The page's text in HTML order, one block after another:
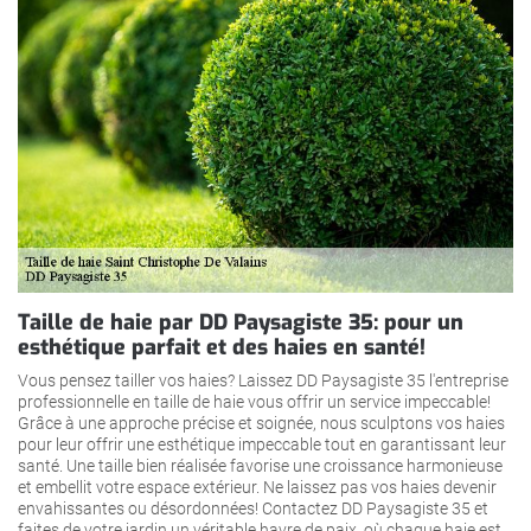
Taille de haie par DD Paysagiste 35: pour un
esthétique parfait et des haies en santé!
Vous pensez tailler vos haies? Laissez DD Paysagiste 35 l'entreprise
professionnelle en taille de haie vous offrir un service impeccable!
Grâce à une approche précise et soignée, nous sculptons vos haies
pour leur offrir une esthétique impeccable tout en garantissant leur
santé. Une taille bien réalisée favorise une croissance harmonieuse
et embellit votre espace extérieur. Ne laissez pas vos haies devenir
envahissantes ou désordonnées! Contactez DD Paysagiste 35 et